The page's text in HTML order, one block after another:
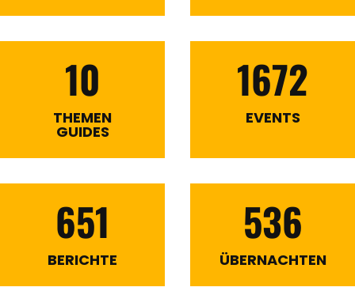
10
THEMEN
GUIDES
1672
EVENTS
651
BERICHTE
536
ÜBERNACHTEN